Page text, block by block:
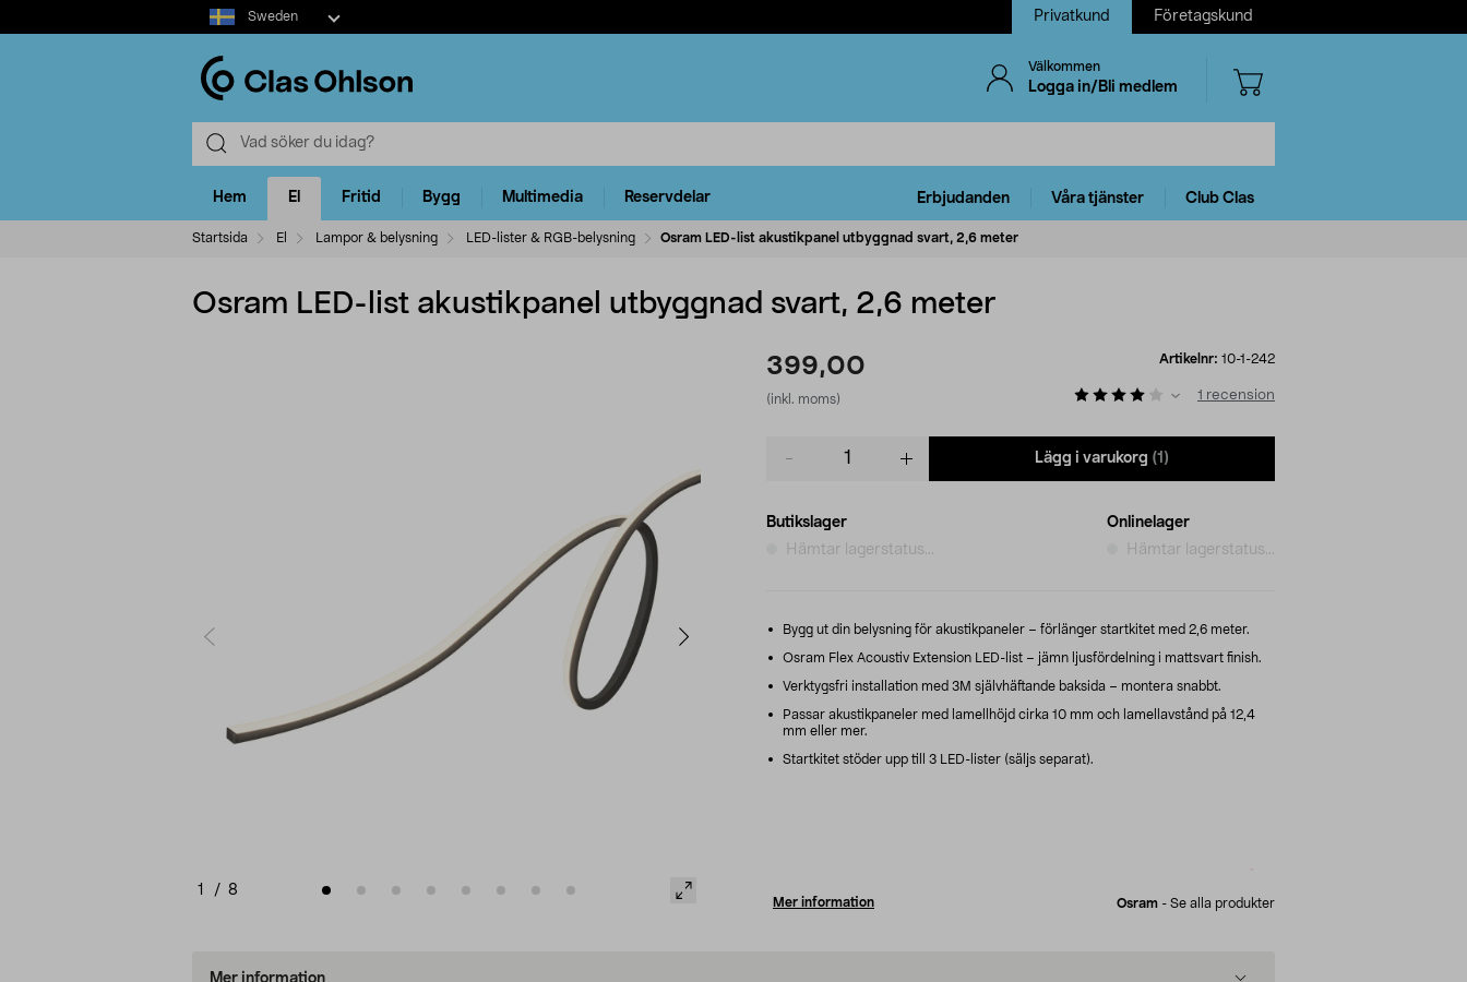
Select
market
Sweden Privatkund Företagskund
Välkommen
Logga in/Bli medlem
Hem El Fritid Bygg Multimedia Reservdelar Erbjudanden Våra tjänster Club Clas
Startsida El Lampor & belysning LED-lister & RGB-belysning Osram LED-list akustikpanel utbyggnad svart, 2,6 meter
Osram LED-list akustikpanel utbyggnad svart, 2,6 meter
1 / 8
399,00
(inkl. moms)
Artikelnr: 10-1-242
1 recension
Lägg i varukorg (1)
Butikslager
Hämtar lagerstatus...
Onlinelager
Hämtar lagerstatus...
Bygg ut din belysning för akustikpaneler – förlänger startkitet med 2,6 meter.
Osram Flex Acoustiv Extension LED-list – jämn ljusfördelning i mattsvart finish.
Verktygsfri installation med 3M självhäftande baksida – montera snabbt.
Passar akustikpaneler med lamellhöjd cirka 10 mm och lamellavstånd på 12,4
mm eller mer.
Startkitet stöder upp till 3 LED-lister (säljs separat).
Mer information Osram - Se alla produkter
Mer information